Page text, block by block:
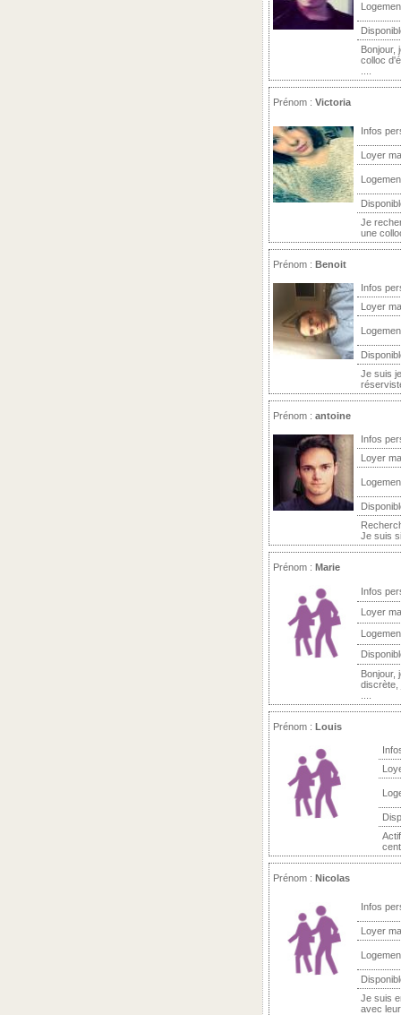
Bonjour,
colloc
Prénom : Victoria
Infos
Loyer
Je
une
Prénom : Benoit
Infos
Loyer
Je suis
Prénom : antoine
Infos
Loyer
Je suis
Prénom : Marie
Infos
Loyer
Bonjour,
discrète,
Prénom : Louis
Prénom : Nicolas
Infos
Loyer
Je suis
avec